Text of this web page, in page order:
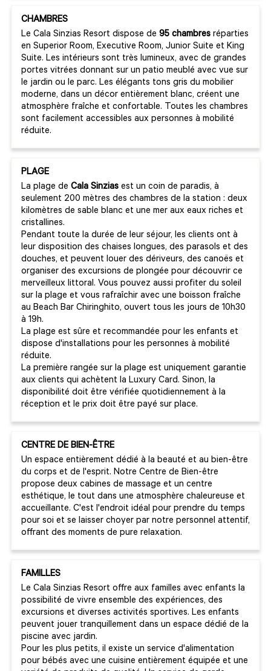
CHAMBRES
Le Cala Sinzias Resort dispose de 95 chambres réparties
en Superior Room, Executive Room, Junior Suite et King
Suite. Les intérieurs sont très lumineux, avec de grandes
portes vitrées donnant sur un patio meublé avec vue sur
le jardin ou le parc. Les élégants tons gris du mobilier
moderne, dans un décor entièrement blanc, créent une
atmosphère fraîche et confortable. Toutes les chambres
sont facilement accessibles aux personnes à mobilité
réduite.
PLAGE
La plage de Cala Sinzias est un coin de paradis, à
seulement 200 mètres des chambres de la station : deux
kilomètres de sable blanc et une mer aux eaux riches et
cristallines.
Pendant toute la durée de leur séjour, les clients ont à
leur disposition des chaises longues, des parasols et des
douches, et peuvent louer des dériveurs, des canoës et
organiser des excursions de plongée pour découvrir ce
merveilleux littoral. Vous pouvez aussi profiter du soleil
sur la plage et vous rafraîchir avec une boisson fraîche
au Beach Bar Chiringhito, ouvert tous les jours de 10h30
à 19h.
La plage est sûre et recommandée pour les enfants et
dispose d'installations pour les personnes à mobilité
réduite.
La première rangée sur la plage est uniquement garantie
aux clients qui achètent la Luxury Card. Sinon, la
disponibilité doit être vérifiée quotidiennement à la
réception et le prix doit être payé sur place.
CENTRE DE BIEN-ÊTRE
Un espace entièrement dédié à la beauté et au bien-être
du corps et de l'esprit. Notre Centre de Bien-être
propose deux cabines de massage et un centre
esthétique, le tout dans une atmosphère chaleureuse et
accueillante. C'est l'endroit idéal pour prendre du temps
pour soi et se laisser choyer par notre personnel attentif,
offrant des moments de pure relaxation.
FAMILLES
Le Cala Sinzias Resort offre aux familles avec enfants la
possibilité de vivre ensemble des expériences, des
excursions et diverses activités sportives. Les enfants
peuvent jouer tranquillement dans un espace dédié de la
piscine avec jardin.
Pour les plus petits, il existe un service d'alimentation
pour bébés avec une cuisine entièrement équipée et une